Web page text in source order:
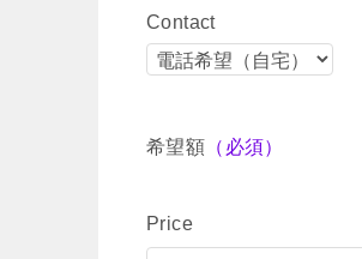
Contact
希望額 （必須）
Price